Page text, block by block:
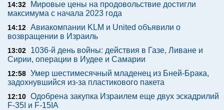
14:32
Мировые цены на продовольствие достигли
максимума с начала 2023 года
14:12 Авиакомпании KLM и United объявили о
возвращении в Израиль
13:02
1036-й день войны: действия в Газе, Ливане и
Сирии, операции в Иудее и Самарии
12:58 Умер шестимесячный младенец из Бней-Брака,
задохнувшийся из-за пластикового пакета
12:10 Одобрена закупка Израилем еще двух эскадрилий
F-35I и F-15IA